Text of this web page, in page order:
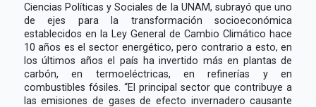
Ciencias Políticas y Sociales de la UNAM, subrayó que uno
de ejes para la transformación socioeconómica
establecidos en la Ley General de Cambio Climático hace
10 años es el sector energético, pero contrario a esto, en
los últimos años el país ha invertido más en plantas de
carbón, en termoeléctricas, en refinerías y en
combustibles fósiles. “El principal sector que contribuye a
las emisiones de gases de efecto invernadero causante